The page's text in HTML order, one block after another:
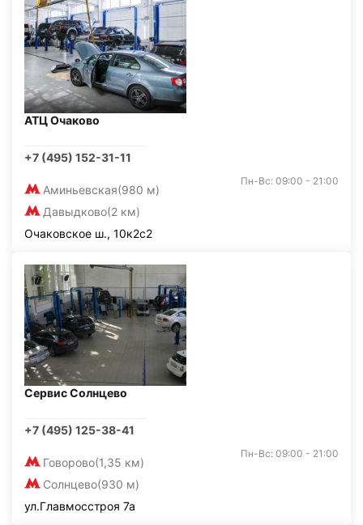
АТЦ Очаково
+7 (495) 152-31-11
Аминьевская(980 м)
Давыдково(2 км)
Пн-Вс: 09:00 - 21:00
Очаковское ш., 10к2с2
Сервис Солнцево
+7 (495) 125-38-41
Говорово(1,35 км)
Солнцево(930 м)
Пн-Вс: 09:00 - 21:00
ул.Главмосстроя 7а